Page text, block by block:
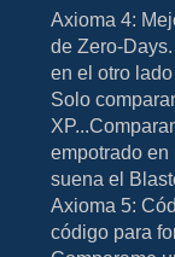
Axioma 4:
de Zero-
en el otro
Solo
empotrado
suena el
Axioma 5:
código para